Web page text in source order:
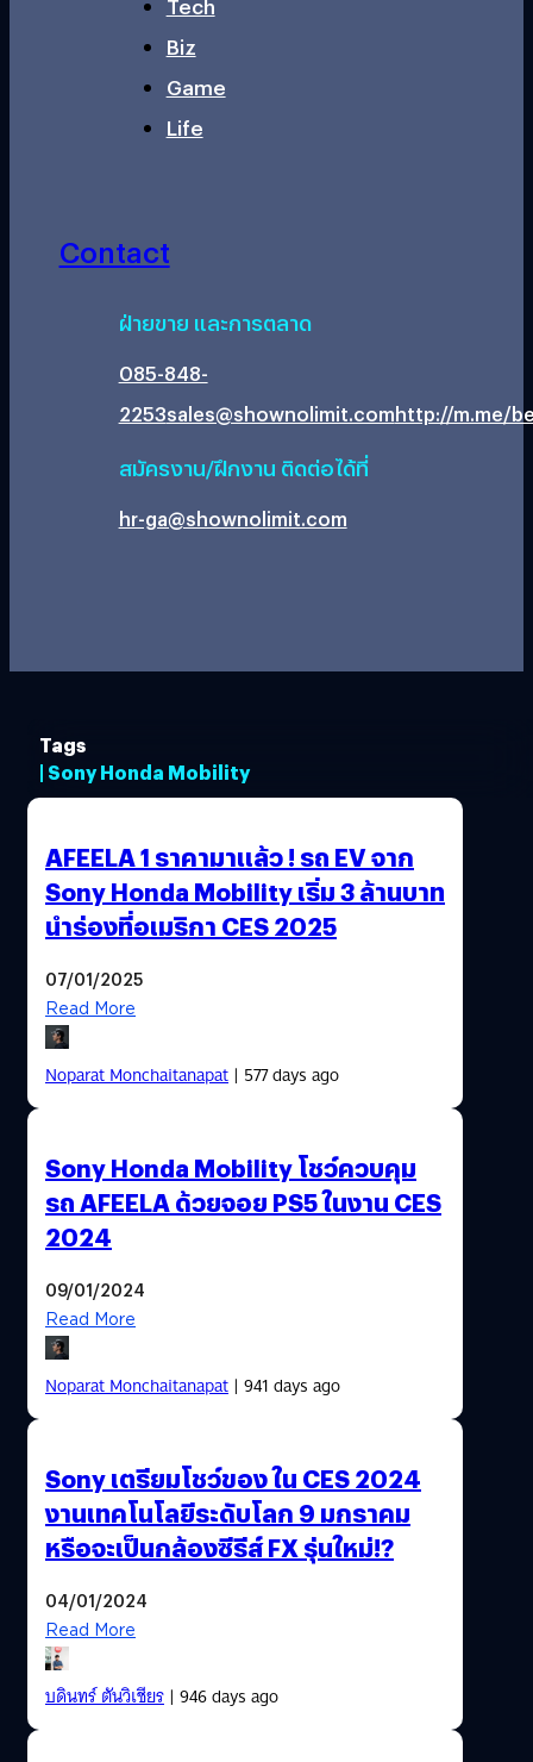
Tech
Biz
Game
Life
Contact
ฝ่ายขาย และการตลาด
085-848-
2253sales@shownolimit.comhttp://m.me/
สมัครงาน/ฝึกงาน ติดต่อได้ที่
hr-ga@shownolimit.com
Tags
| Sony Honda Mobility
AFEELA 1 ราคามาแล้ว ! รถ EV จาก
Sony Honda Mobility เริ่ม 3 ล้านบาท
นำร่องที่อเมริกา CES 2025
07/01/2025
Read More
Noparat Monchaitanapat| 577 days ago
Sony Honda Mobility โชว์ควบคุม
รถ AFEELA ด้วยจอย PS5 ในงาน CES
2024
09/01/2024
Read More
Noparat Monchaitanapat| 941 days ago
Sony เตรียมโชว์ของ ใน CES 2024
งานเทคโนโลยีระดับโลก 9 มกราคม
หรือจะเป็นกล้องซีรีส์ FX รุ่นใหม่!?
04/01/2024
Read More
บดินทร์ ตันวิเชียร| 946 days ago